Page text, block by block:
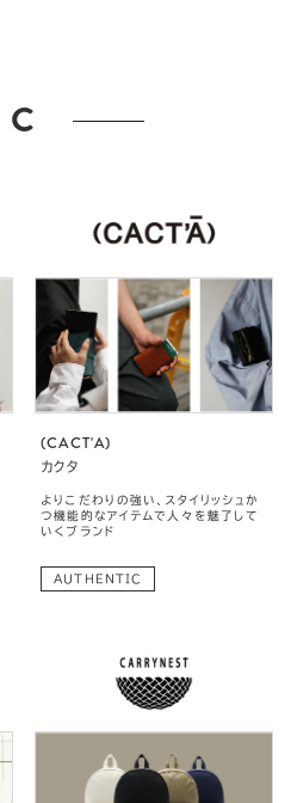
C
(CACT'A)
カクタ
よりこだわりの強い、スタイリッシュか
つ機能的なアイテムで人々を魅了して
いくブランド
AUTHENTIC